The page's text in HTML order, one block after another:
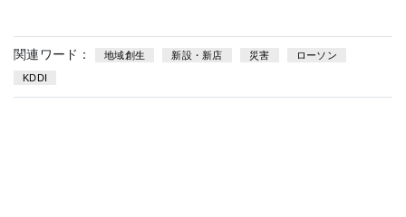
関連ワード： 地域創生 新設・新店 災害 ローソン
KDDI